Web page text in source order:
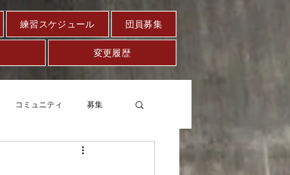
練習スケジュール 団員募集
変更履歴
コミュニティ 募集